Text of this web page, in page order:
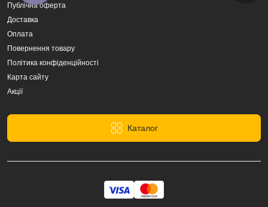
Публічна оферта
Доставка
Оплата
Повернення товару
Політика конфіденційності
Карта сайту
Акції
Каталог